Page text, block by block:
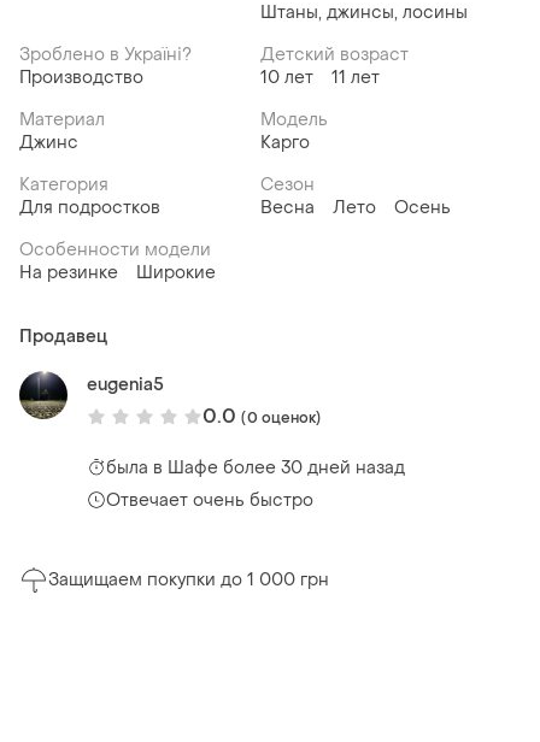
Штаны, джинсы, лосины
Зроблено в Україні?
Производство
Детский возраст
10 лет
11 лет
Материал
Джинс
Модель
Карго
Категория
Для подростков
Сезон
Весна
Лето
Осень
Особенности модели
На резинке
Широкие
Продавец
eugenia5
0.0 (0 оценок)
была в Шафе более 30 дней назад
Отвечает очень быстро
Защищаем покупки до 1 000 грн